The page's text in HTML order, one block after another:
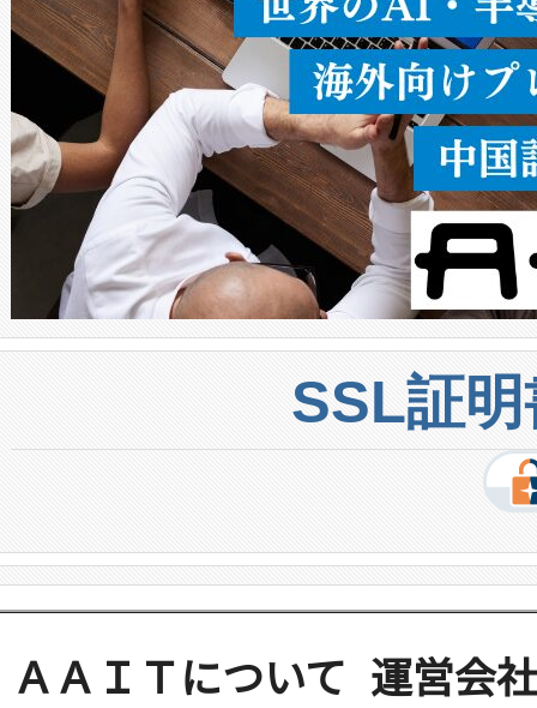
SSL証
ＡＡＩＴについて 運営会社